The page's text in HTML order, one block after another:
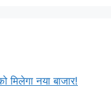
मिलेगा नया बाजार!